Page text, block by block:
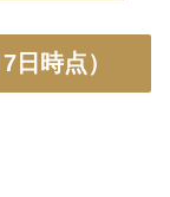
日時点）